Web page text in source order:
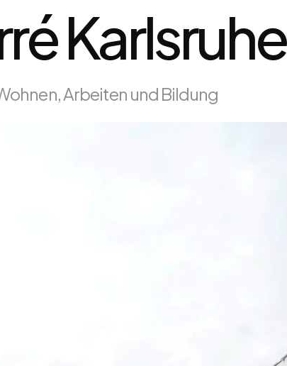
Karlsruhe
Arbeiten und Bildung